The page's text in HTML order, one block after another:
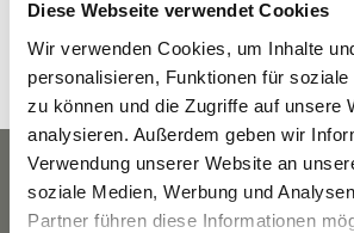
Diese Webseite verwendet Cookies
Wir verwenden Cookies, um Inhalte
personalisieren, Funktionen für soziale
zu können und die Zugriffe auf unsere
analysieren. Außerdem geben wir
Verwendung unserer Website an
soziale Medien, Werbung und
Partner führen diese Informationen
8:30 a.m. - 9:30 a.m.
Veranstaltungskategorie:
Yoga